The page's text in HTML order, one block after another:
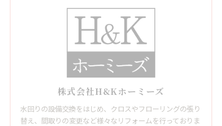
株式会社H&Kホーミーズ
水回りの設備交換をはじめ、クロスやフローリングの張り
替え、間取りの変更など様々なリフォームを行っておりま